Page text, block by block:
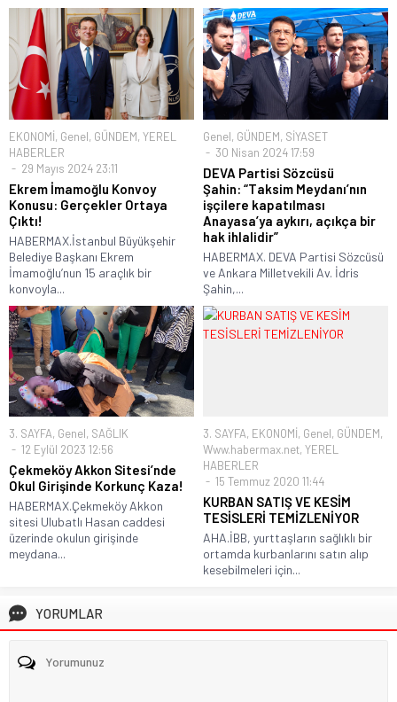
EKONOMİ, Genel, GÜNDEM, YEREL
HABERLER
29 Mayıs 2024 23:11
Ekrem İmamoğlu Konvoy
Konusu: Gerçekler Ortaya
Çıktı!
HABERMAX.İstanbul Büyükşehir
Belediye Başkanı Ekrem
İmamoğlu’nun 15 araçlık bir
konvoyla...
Genel, GÜNDEM, SİYASET
30 Nisan 2024 17:59
DEVA Partisi Sözcüsü
Şahin: “Taksim Meydanı’nın
işçilere kapatılması
Anayasa’ya aykırı, açıkça bir
hak ihlalidir”
HABERMAX. DEVA Partisi Sözcüsü
ve Ankara Milletvekili Av. İdris
Şahin,...
3. SAYFA, Genel, SAĞLIK
12 Eylül 2023 12:56
Çekmeköy Akkon Sitesi’nde
Okul Girişinde Korkunç Kaza!
HABERMAX.Çekmeköy Akkon
sitesi Ulubatlı Hasan caddesi
üzerinde okulun girişinde
meydana...
3. SAYFA, EKONOMİ, Genel, GÜNDEM,
Www.habermax.net, YEREL
HABERLER
15 Temmuz 2020 11:44
KURBAN SATIŞ VE KESİM
TESİSLERİ TEMİZLENİYOR
AHA.İBB, yurttaşların sağlıklı bir
ortamda kurbanlarını satın alıp
kesebilmeleri için...
YORUMLAR